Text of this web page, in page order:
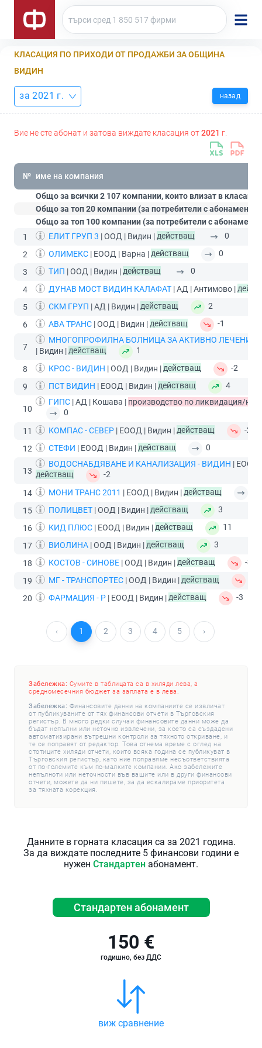
КЛАСАЦИЯ ПО ПРИХОДИ ОТ ПРОДАЖБИ ЗА ОБЩИНА
ВИДИН
за 2021 г. назад
Вие не сте абонат и затова виждате класация от2021 г.
№ име на компания
Общо за всички 2 107 компании, които влизат в
Общо за топ 20 компании (за потребители с абонамент
Общо за топ 100 компании (за потребители с абонамент
1
ЕЛИТ ГРУП 3 | ООД | Видин |действащ
0
2
ОЛИМЕКС | ЕООД | Варна |действащ
0
3
ТИП | ООД | Видин |действащ
0
4
ДУНАВ МОСТ ВИДИН КАЛАФАТ | АД | Антимово |
5
СКМ ГРУП | АД | Видин |действащ
2
6
АВА ТРАНС | ООД | Видин |действащ -1
7
МНОГОПРОФИЛНА БОЛНИЦА ЗА АКТИВНО ЛЕЧЕНИЕ
| Видин |действащ
1
8
КРОС - ВИДИН | ООД | Видин |действащ
-2
9
ПСТ ВИДИН | ЕООД | Видин |действащ 4
10
ГИПС | АД | Кошава | производство по ликвидация/
0
11
КОМПАС - СЕВЕР | ЕООД | Видин |действащ
-2
12
СТЕФИ | ЕООД | Видин |действащ 0
13
ВОДОСНАБДЯВАНЕ И КАНАЛИЗАЦИЯ - ВИДИН | ЕООД
действащ
-2
14
МОНИ ТРАНС 2011 | ЕООД | Видин |действащ
15
ПОЛИЦВЕТ | ООД | Видин |действащ
3
16
КИД ПЛЮС | ЕООД | Видин |действащ
11
17
ВИОЛИНА | ООД | Видин |действащ
3
18
КОСТОВ - СИНОВЕ | ООД | Видин |действащ
-3
19
МГ - ТРАНСПОРТЕС | ООД | Видин |действащ
20
ФАРМАЦИЯ - Р | ЕООД | Видин |действащ -3
‹ 1 2 3 4 5 ›
Забележка: Сумите в таблицата са в хиляди лева, а
средномесечния бюджет за заплата е в лева.
Забележка: Финансовите данни на компаниите се извличат
от публикуваните от тях финансови отчети в Търговския
регистър. В много редки случаи финансовите данни може да
бъдат непълни или неточно извлечени, за което са създадени
автоматизирани вътрешни контроли за тяхното откриване, и
те се поправят от редактор. Това отнема време с оглед на
стотиците хиляди отчети, които всяка година се публикуват в
Търговския регистър, като ние поправяме несъответствията
от по-големите към по-малките компании. Ако забележите
непълноти или неточности във вашите или в други финансови
отчети, можете да ни пишете, за да ескалираме приоритета
за тяхната корекция.
Данните в горната класация са за 2021 година.
За да виждате последните 5 финансови години е
нужен Стандартен абонамент.
Стандартен абонамент
150 €
годишно, без ДДС
виж сравнение